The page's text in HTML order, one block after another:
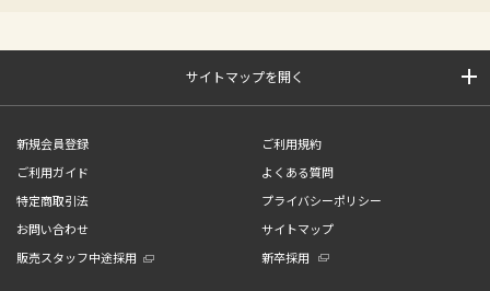
サイトマップを開く
新規会員登録
ご利用規約
ご利用ガイド
よくある質問
特定商取引法
プライバシーポリシー
お問い合わせ
サイトマップ
販売スタッフ中途採用
新卒採用